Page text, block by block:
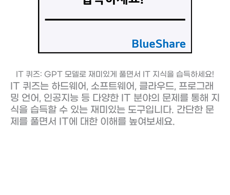
IT 퀴즈: GPT 모델로 재미있게 풀면서 IT 지식을 습득하세요!
IT 퀴즈는 하드웨어, 소프트웨어, 클라우드, 프로그래
밍 언어, 인공지능 등 다양한 IT 분야의 문제를 통해 지
식을 습득할 수 있는 재미있는 도구입니다. 간단한 문
제를 풀면서 IT에 대한 이해를 높여보세요.